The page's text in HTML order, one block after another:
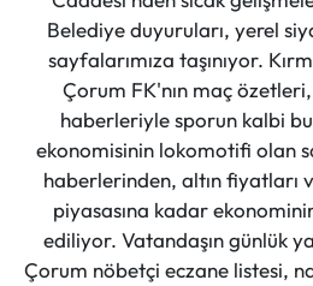
Belediye duyuruları, yerel
sayfalarımıza taşınıyor.
Çorum FK'nın maç
haberleriyle sporun kalbi
ekonomisinin lokomotifi olan
haberlerinden, altın fiyatları
piyasasına kadar
ediliyor. Vatandaşın günlük
Çorum nöbetçi eczane listesi,